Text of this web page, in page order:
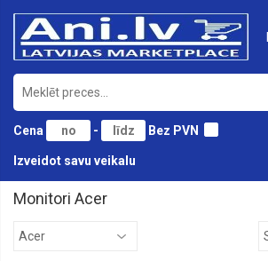
Cena - Bez PVN
Izveidot savu veikalu
Monitori Acer